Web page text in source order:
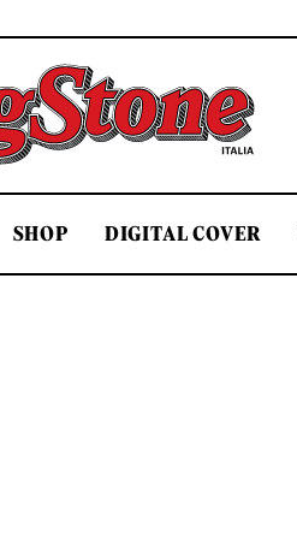
Rolling Stone Italia
SHOP DIGITAL COVER